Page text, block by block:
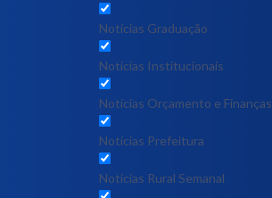
Notícias Graduação
Notícias Institucionais
Notícias Orçamento e Finanças
Notícias Prefeitura
Notícias Rural Semanal